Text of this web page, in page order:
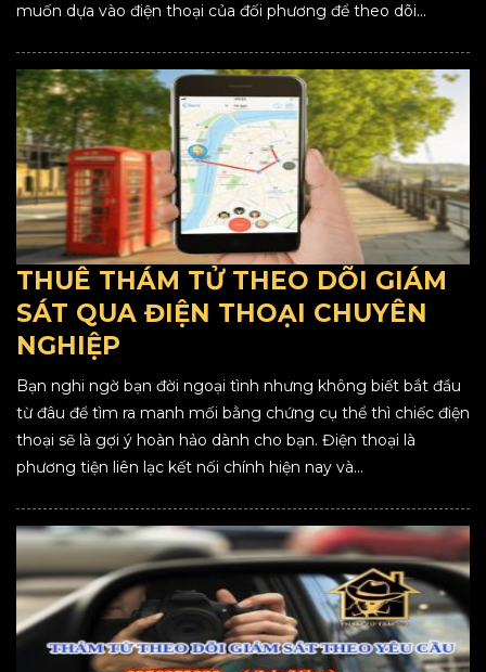
muốn dựa vào điện thoại của đối phương để theo dõi...
THUÊ THÁM TỬ THEO DÕI GIÁM
SÁT QUA ĐIỆN THOẠI CHUYÊN
NGHIỆP
Bạn nghi ngờ bạn đời ngoại tình nhưng không biết bắt đầu
từ đâu để tìm ra manh mối bằng chứng cụ thể thì chiếc điện
thoại sẽ là gợi ý hoàn hảo dành cho bạn. Điện thoại là
phương tiện liên lạc kết nối chính hiện nay và...